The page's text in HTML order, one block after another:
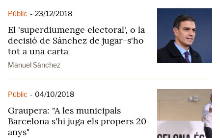
Públic - 23/12/2018
El 'superdiumenge electoral', o la
decisió de Sánchez de jugar-s'ho
tot a una carta
Manuel Sánchez
Públic - 04/10/2018
Graupera: "A les municipals
Barcelona s'hi juga els propers 20
anys"